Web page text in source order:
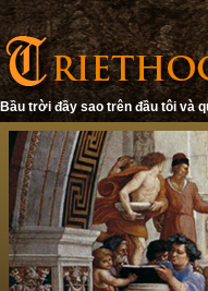
Bầu trời đầy sao trên đầu tôi và